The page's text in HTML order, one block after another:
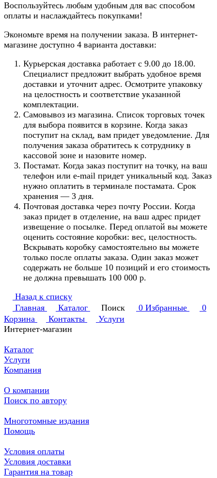
Воспользуйтесь любым удобным для вас способом
оплаты и наслаждайтесь покупками!
Экономьте время на получении заказа. В интернет-
магазине доступно 4 варианта доставки:
Курьерская доставка работает с 9.00 до 18.00.
Специалист предложит выбрать удобное время
доставки и уточнит адрес. Осмотрите упаковку
на целостность и соответствие указанной
комплектации.
Самовывоз из магазина. Список торговых точек
для выбора появится в корзине. Когда заказ
поступит на склад, вам придет уведомление. Для
получения заказа обратитесь к сотруднику в
кассовой зоне и назовите номер.
Постамат. Когда заказ поступит на точку, на ваш
телефон или e-mail придет уникальный код. Заказ
нужно оплатить в терминале постамата. Срок
хранения — 3 дня.
Почтовая доставка через почту России. Когда
заказ придет в отделение, на ваш адрес придет
извещение о посылке. Перед оплатой вы можете
оценить состояние коробки: вес, целостность.
Вскрывать коробку самостоятельно вы можете
только после оплаты заказа. Один заказ может
содержать не больше 10 позиций и его стоимость
не должна превышать 100 000 р.
Назад к списку
Главная
Каталог Поиск 0 Избранные
0
Корзина
Контакты
Услуги
Интернет-магазин
Каталог
Услуги
Компания
О компании
Поиск по автору
Многотомные издания
Помощь
Условия оплаты
Условия доставки
Гарантия на товар